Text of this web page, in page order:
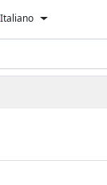
Italiano